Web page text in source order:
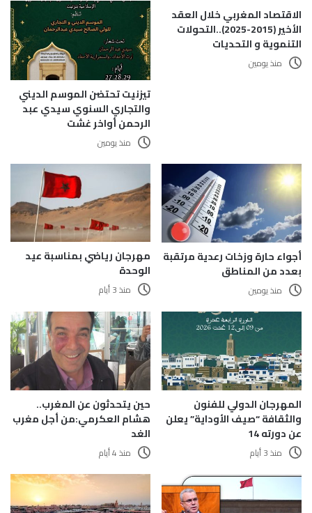
الاقتصاد المغربي خلال العقد
الأخير (2015-2025)..التحولات
التنموية و التحديات
منذ يومين
تيزنيت تحتضن الموسم الديني
والتجاري السنوي سيدي عبد
الرحمن أواخر غشت
منذ يومين
أجواء حارة وزخات رعدية مرتقبة
بعدد من المناطق
منذ يومين
مهرجان رياضي بمناسبة عيد
الوحدة
منذ 3 أيام
المهرجان الدولي للفنون
والثقافة “صيف الأوداية” يعلن
عن دورته 14
منذ 3 أيام
حين يتحدثون عن المغرب..
هشام العكرمي:من أجل مغرب
الغد
منذ 4 أيام